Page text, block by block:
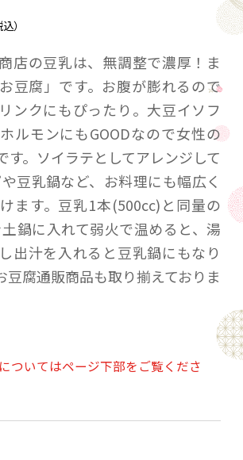
込）
店の豆乳は、無調整で濃厚！ま
豆腐」です。お腹が膨れるので
ンクにもぴったり。大豆イソフ
ルモンにもGOODなので女性の
す。ソイラテとしてアレンジして
豆乳鍋など、お料理にも幅広く
ます。豆乳1本(500cc)と同量の
鍋に入れて弱火で温めると、湯
出汁を入れると豆乳鍋にもなり
豆腐通販商品も取り揃えておりま
ついてはページ下部をご覧くださ